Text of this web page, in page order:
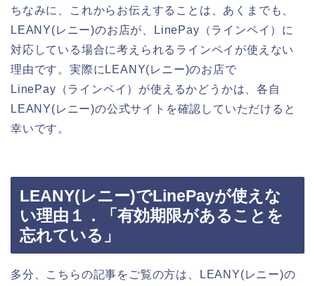
ちなみに、これからお伝えすることは、あくまでも、
LEANY(レニー)のお店が、LinePay（ラインペイ）に
対応している場合に考えられるラインペイが使えない
理由です。実際にLEANY(レニー)のお店で
LinePay（ラインペイ）が使えるかどうかは、各自
LEANY(レニー)の公式サイトを確認していただけると
幸いです。
LEANY(レニー)でLinePayが使えな
い理由１．「有効期限があることを
忘れている」
多分、こちらの記事をご覧の方は、LEANY(レニー)の